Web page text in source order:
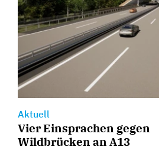
Aktuell
Vier Einsprachen gegen
Wildbrücken an A13